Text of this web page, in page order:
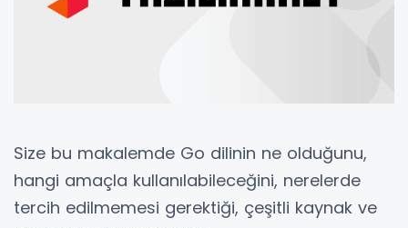
Size bu makalemde Go dilinin ne olduğunu,
hangi amaçla kullanılabileceğini, nerelerde
tercih edilmemesi gerektiği, çeşitli kaynak ve